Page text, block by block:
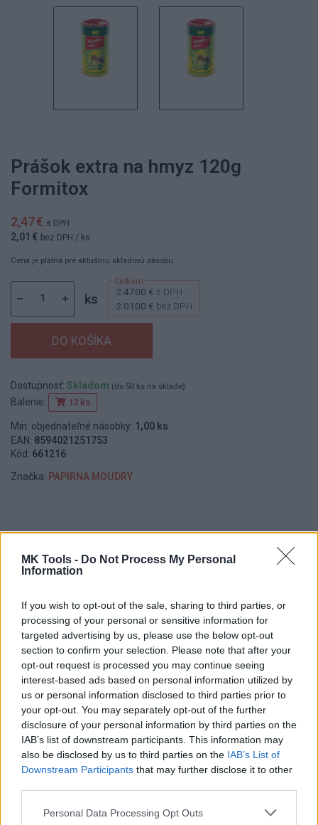
MK Tools - Do Not Process My Personal
Information
If you wish to opt-out of the sale, sharing to third parties, or
processing of your personal or sensitive information for
targeted advertising by us, please use the below opt-out
section to confirm your selection. Please note that after your
opt-out request is processed you may continue seeing
interest-based ads based on personal information utilized by
us or personal information disclosed to third parties prior to
your opt-out. You may separately opt-out of the further
disclosure of your personal information by third parties on the
IAB’s list of downstream participants. This information may
also be disclosed by us to third parties on the IAB’s List of
Downstream Participants that may further disclose it to other
Personal Data Processing Opt Outs
Prášok extra na hmyz 120g
Formitox
2,47 € s DPH
2,01 € bez DPH / ks
Cena je platná pre aktuálnu skladovú zásobu.
ks 2.4700 € s DPH
2.0100 € bez DPH
Dostupnosť: Skladom (do 50 ks na sklade)
Balenie: 12 ks
Min. objednateľné násobky: 1,00 ks
EAN: 8594021251753
Kód: 661216
Značka: PAPIRNA MOUDRY
DETAIL
HODNOTENIE
Návod na použitie a dávkovanie V prípade 120 g balenie v
tubuse je na viečku nádobky odklopný kryt, ktorým sa vykonáva
aplikácia lieku. Po ukončení práce je potrebné otvor znovu
uzavrieť. V prípade 100 g balenie v sáčku treba sáčok otvoriť a
po ukončení práce opäť uzavrieť (zamedziť možnému
rozsypania prášku). Vodný roztok rozpustiť 2 - 4 g kryštálikov v
100 ml vody (vznikne 2 - 4% roztok) a roztok naliať do plytkých
misiek z plastu alebo skla a umiestniť do miest
predpokladaného výskytu hmyzu. V oboch prípadoch hmyz
nástrahu pozre a po kratšej dobe hynie. Kryštalický prášok
skla a položiť do miest predpokladaného výskytu hmyzu. Na